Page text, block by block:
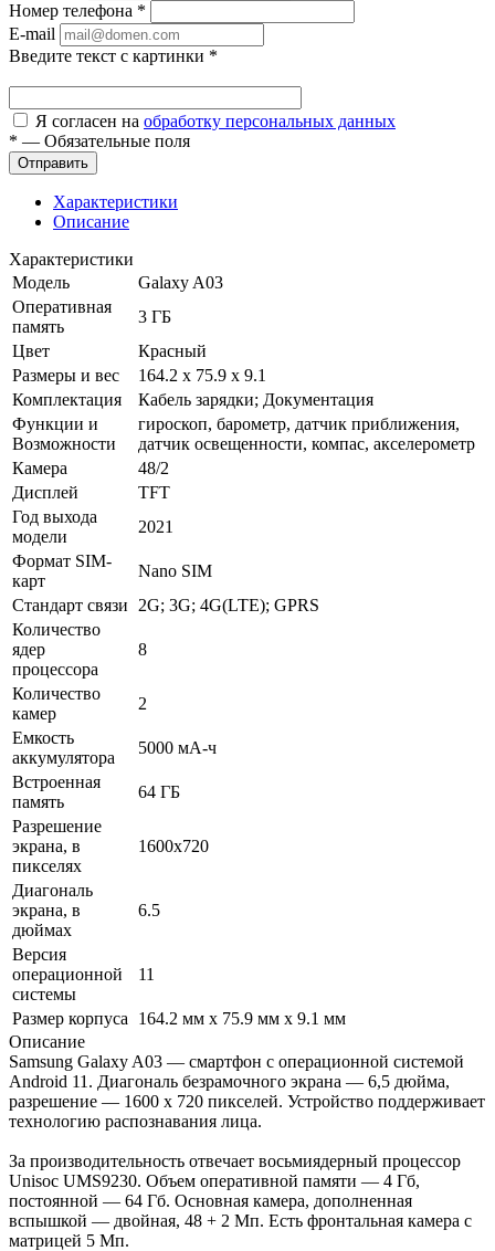
Номер телефона *
E-mail
Введите текст с картинки *
Я согласен на обработку персональных данных
* — Обязательные поля
Характеристики
Описание
Характеристики
Модель
Galaxy A03
Оперативная
память
3 ГБ
Цвет
Красный
Размеры и вес
164.2 x 75.9 x 9.1
Комплектация
Кабель зарядки; Документация
Функции и
Возможности
гироскоп, барометр, датчик приближения,
датчик освещенности, компас, акселерометр
Камера
48/2
Дисплей
TFT
Год выхода
модели
2021
Формат SIM-
карт
Nano SIM
Стандарт связи
2G; 3G; 4G(LTE); GPRS
Количество
ядер
процессора
8
Количество
камер
2
Емкость
аккумулятора
5000 мА-ч
Встроенная
память
64 ГБ
Разрешение
экрана, в
пикселях
1600x720
Диагональ
экрана, в
дюймах
6.5
Версия
операционной
системы
11
Размер корпуса
164.2 мм x 75.9 мм x 9.1 мм
Описание
Samsung Galaxy A03 — смартфон с операционной системой
Android 11. Диагональ безрамочного экрана — 6,5 дюйма,
разрешение — 1600 х 720 пикселей. Устройство поддерживает
технологию распознавания лица.
За производительность отвечает восьмиядерный процессор
Unisoc UMS9230. Объем оперативной памяти — 4 Гб,
постоянной — 64 Гб. Основная камера, дополненная
вспышкой — двойная, 48 + 2 Мп. Есть фронтальная камера с
матрицей 5 Мп.